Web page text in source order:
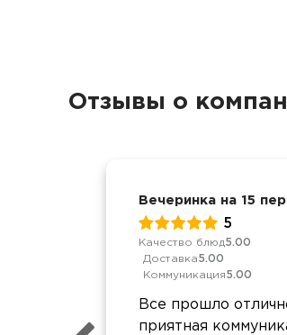
Отзывы о
Вечеринка на 15
5
Качество блюд5.00
Доставка5.00
Коммуникация5.00
Все прошло
приятная